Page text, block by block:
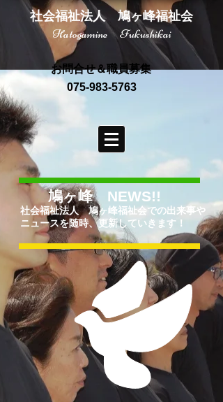
社会福祉法人 鳩ヶ峰福祉会
Hatogamine Fukushikai
075-983-5763
お問合せ＆職員募集
鳩ヶ峰 NEWS!!
社会福祉法人 鳩ヶ峰福祉会での出来事や
ニュースを随時、更新していきます！